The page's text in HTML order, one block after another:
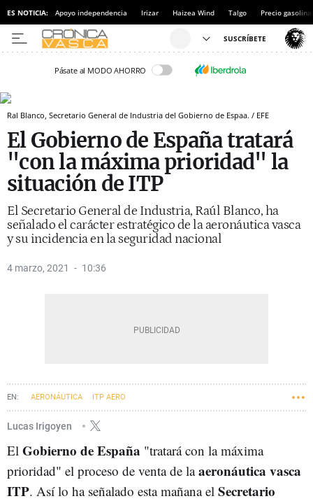
ES NOTICIA: Apoyo independencia Irizar Haizea Wind Talgo Precio gasolina
Pásate al MODO AHORRO
Ral Blanco, Secretario General de Industria del Gobierno de Espaa. / EFE
El Gobierno de España tratará
"con la máxima prioridad" la
situación de ITP
El Secretario General de Industria, Raúl Blanco, ha
señalado el carácter estratégico de la aeronáutica vasca
y su incidencia en la seguridad nacional
4 marzo, 2021 10:36
AERONÁUTICA ITP AERO
Lucas Irigoyen
El Gobierno de España "tratará con la máxima
prioridad" el proceso de venta de laaeronáutica vasca
ITP. Así lo ha señalado esta mañana el Secretario